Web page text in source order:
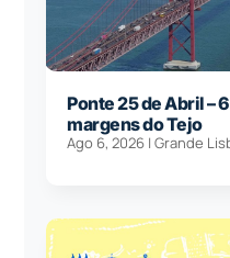
Ponte 25 de Abril –
margens do Tejo
Ago 6, 2026 |Grande